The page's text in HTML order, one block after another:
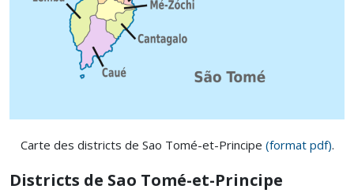
Carte des districts de Sao Tomé-et-Principe (format pdf).
Districts de Sao Tomé-et-Principe